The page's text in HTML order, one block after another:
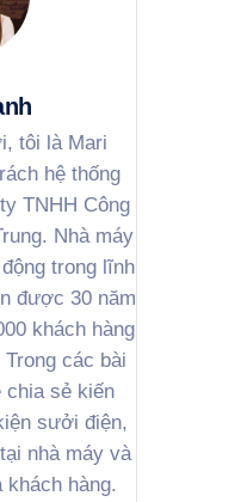
tôi là Mari
hệ thống
TNHH Công
Nhà máy
trong lĩnh
được 30 năm
khách hàng
các bài
chia sẻ kiến
sưởi điện,
nhà máy và
khách hàng.